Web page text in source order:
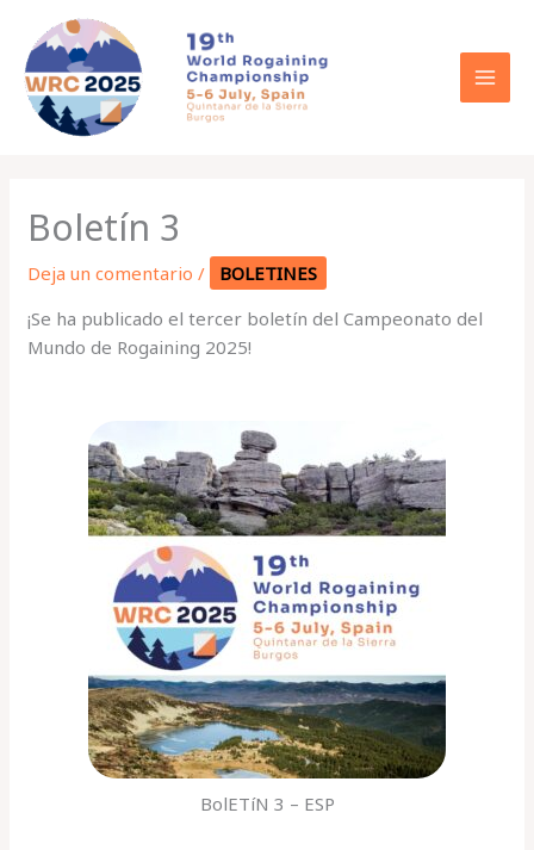
contenido
Boletín 3
Deja un comentario /
BOLETINES
¡Se ha publicado el tercer boletín del Campeonato del
Mundo de Rogaining 2025!
BolETíN 3 – ESP